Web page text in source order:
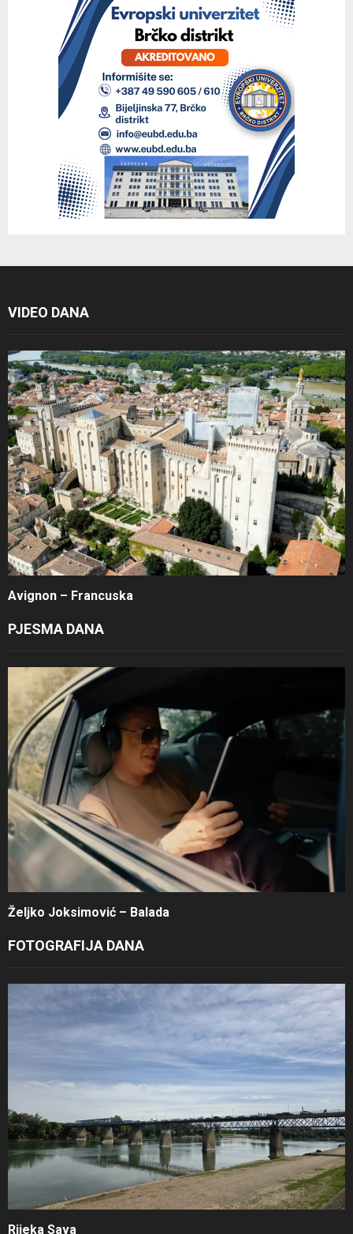
VIDEO DANA
Avignon – Francuska
PJESMA DANA
Željko Joksimović – Balada
FOTOGRAFIJA DANA
Rijeka Sava